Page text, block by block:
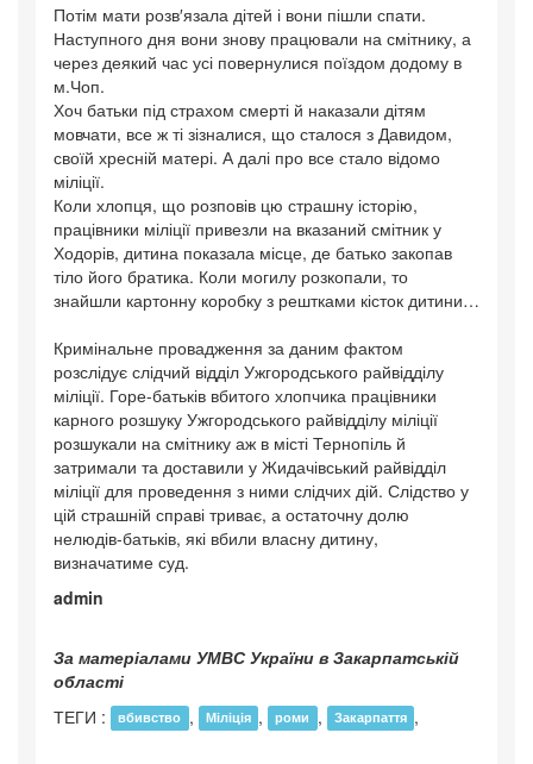
Потім мати розв′язала дітей і вони пішли спати.
Наступного дня вони знову працювали на смітнику, а
через деякий час усі повернулися поїздом додому в
м.Чоп.
Хоч батьки під страхом смерті й наказали дітям
мовчати, все ж ті зізналися, що сталося з Давидом,
своїй хресній матері. А далі про все стало відомо
міліції.
Коли хлопця, що розповів цю страшну історію,
працівники міліції привезли на вказаний смітник у
Ходорів, дитина показала місце, де батько закопав
тіло його братика. Коли могилу розкопали, то
знайшли картонну коробку з рештками кісток дитини…
Кримінальне провадження за даним фактом
розслідує слідчий відділ Ужгородського райвідділу
міліції. Горе-батьків вбитого хлопчика працівники
карного розшуку Ужгородського райвідділу міліції
розшукали на смітнику аж в місті Тернопіль й
затримали та доставили у Жидачівський райвідділ
міліції для проведення з ними слідчих дій. Слідство у
цій страшній справі триває, а остаточну долю
нелюдів-батьків, які вбили власну дитину,
визначатиме суд.
admin
За матеріалами УМВС України в Закарпатській
області
ТЕГИ :
вбивство , Міліція , роми , Закарпаття ,